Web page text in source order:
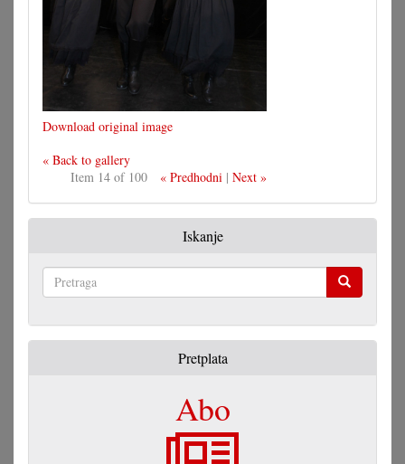
Download original image
« Back to gallery
Item 14 of 100
« Predhodni | Next »
Iskanje
Pretplata
Abo